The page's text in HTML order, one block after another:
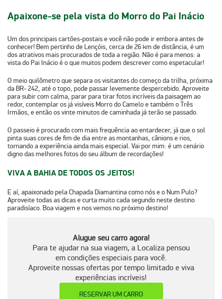
Apaixone-se pela vista do Morro do Pai Inácio
Um dos principais cartões-postais e você não pode ir embora antes de
conhecer! Bem pertinho de Lençóis, cerca de 26 km de distância, é um
dos atrativos mais procurados de toda a região. Não é para menos: a
vista do Pai Inácio é o que muitos podem descrever como espetacular!
O meio quilômetro que separa os visitantes do começo da trilha, próxima
da BR- 242, até o topo, pode passar levemente despercebido. Aproveite
para subir com calma, parar para tirar fotos incríveis da paisagem ao
redor, contemplar os já visíveisMorro do Cameloe também oTrês
Irmãos, e então os vinte minutos de caminhada já terão se passado.
O passeio é procurado com mais frequência ao entardecer, já que o sol
pinta suas cores de fim de dia entre as montanhas, cânions e rios,
tornando a experiência ainda mais especial. Vai por mim: é um cenário
digno das melhores fotos do seu álbum de recordações!
VIVA A BAHIA DE TODOS OS JEITOS!
E aí, apaixonado pela Chapada Diamantina como nós e o Num Pulo?
Aproveite todas as dicas e curta muito cada segundo neste destino
paradisíaco. Boa viagem e nos vemos no próximo destino!
Alugue seu carro agora!
Para te ajudar na sua viagem, a Localiza pensou
em condições especiais para você.
Aproveite nossas ofertas por tempo limitado e viva
experiências incríveis!
RESERVAR UM CARRO